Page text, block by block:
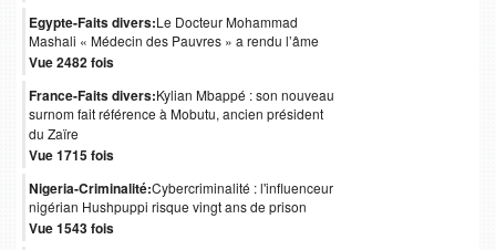
Egypte-Faits divers:Le Docteur Mohammad
Mashali « Médecin des Pauvres » a rendu l’âme
Vue 2482 fois
France-Faits divers:Kylian Mbappé : son nouveau
surnom fait référence à Mobutu, ancien président
du Zaïre
Vue 1715 fois
Nigeria-Criminalité:Cybercriminalité : l'influenceur
nigérian Hushpuppi risque vingt ans de prison
Vue 1543 fois